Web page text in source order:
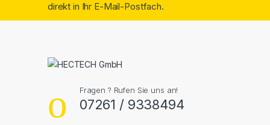
direkt in Ihr E-Mail-Postfach.
Fragen ? Rufen Sie uns an!
07261 / 9338494